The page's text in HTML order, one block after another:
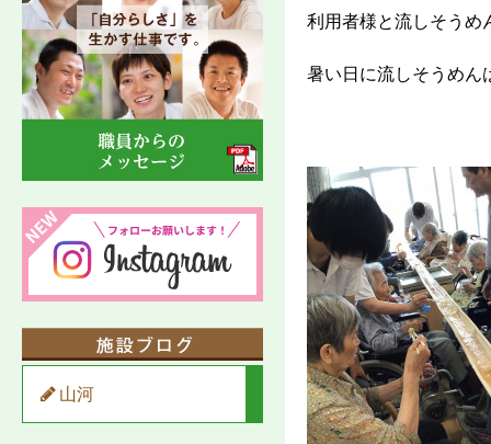
利用者様と流しそうめ
暑い日に流しそうめん
山河